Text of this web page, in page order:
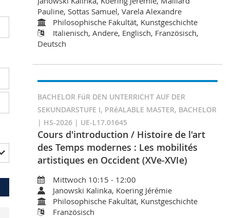
Pauline, Sottas Samuel, Varela Alexandre
Philosophische Fakultät, Kunstgeschichte
Italienisch, Andere, Englisch, Französisch,
Deutsch
BACHELOR FüR DEN UNTERRICHT AUF DER
SEKUNDARSTUFE I, PRéALABLE MASTER, BACHELOR
| HS-2026 | UE-L17.01645
Cours d'introduction / Histoire de l'art
des Temps modernes : Les mobilités
artistiques en Occident (XVe-XVIe)
Mittwoch 10:15 - 12:00
Janowski Kalinka, Koering Jérémie
Philosophische Fakultät, Kunstgeschichte
Französisch